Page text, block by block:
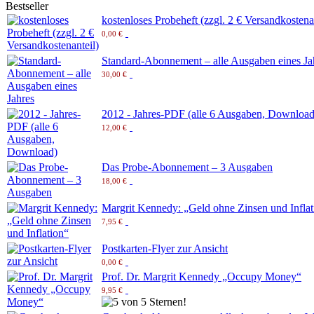
Bestseller
kostenloses Probeheft (zzgl. 2 €
0,00 €
Standard-Abonnement – alle Ausgaben eines
30,00 €
2012 - Jahres-PDF (alle 6 Ausgaben,
12,00 €
Das Probe-Abonnement – 3 Ausgaben
18,00 €
Margrit Kennedy: „Geld ohne Zinsen und
7,95 €
Postkarten-Flyer zur Ansicht
0,00 €
Prof. Dr. Margrit Kennedy „Occupy Money“
9,95 €